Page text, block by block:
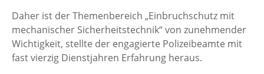
Daher ist der Themenbereich „Einbruchschutz mit
mechanischer Sicherheitstechnik“ von zunehmender
Wichtigkeit, stellte der engagierte Polizeibeamte mit
fast vierzig Dienstjahren Erfahrung heraus.